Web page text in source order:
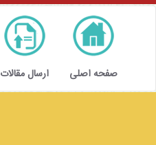
صفحه اصلی ارسال مقالات